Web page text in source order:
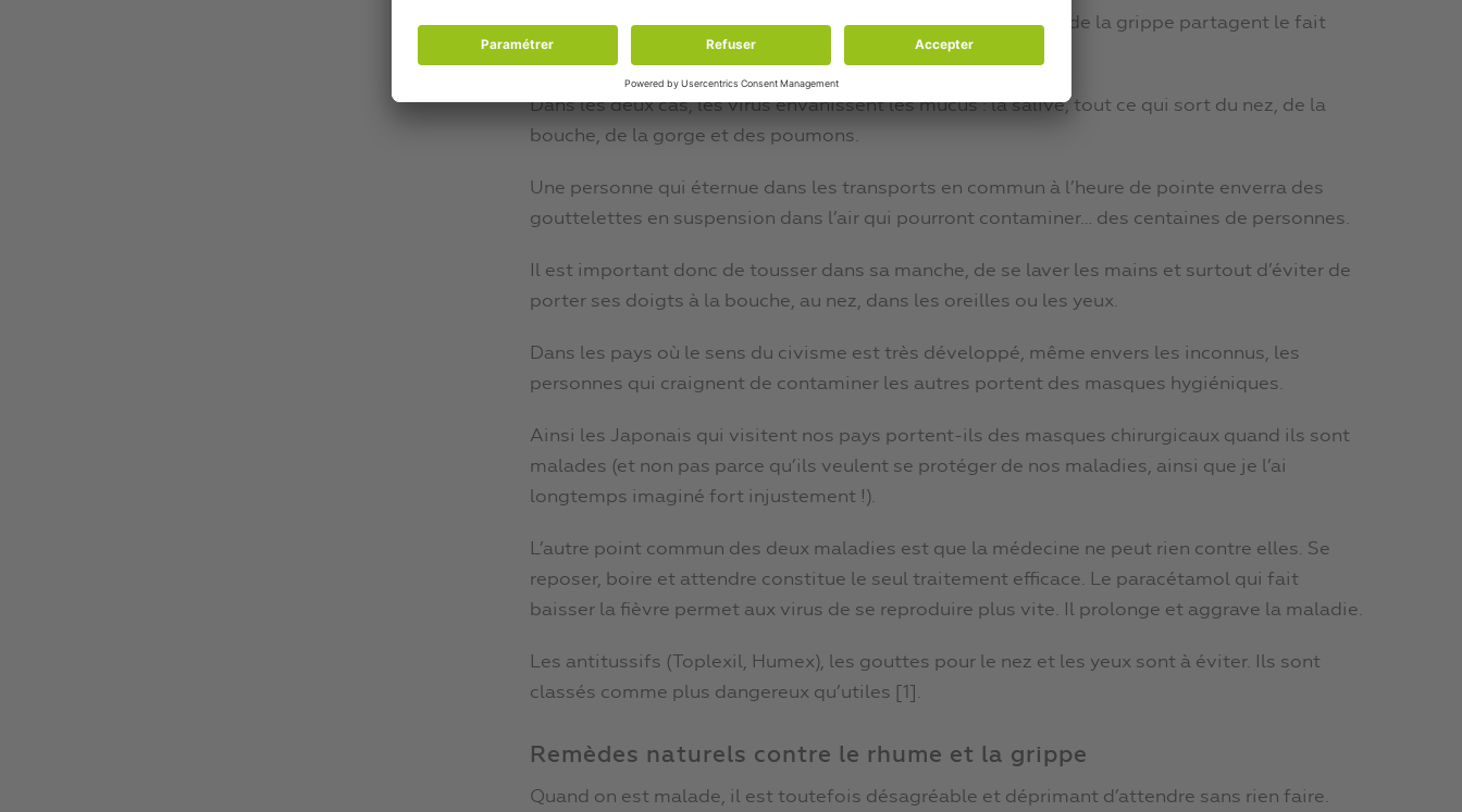
Au chapitre des points communs, les virus du rhume et ceux de la grippe partagent le fait
d’être extrêmement contagieux.
Dans les deux cas, les virus envahissent les mucus : la salive, tout ce qui sort du nez, de la
bouche, de la gorge et des poumons.
Une personne qui éternue dans les transports en commun à l’heure de pointe enverra des
gouttelettes en suspension dans l’air qui pourront contaminer… des centaines de personnes.
Il est important donc de tousser dans sa manche, de se laver les mains et surtout d’éviter de
porter ses doigts à la bouche, au nez, dans les oreilles ou les yeux.
Dans les pays où le sens du civisme est très développé, même envers les inconnus, les
personnes qui craignent de contaminer les autres portent des masques hygiéniques.
Ainsi les Japonais qui visitent nos pays portent-ils des masques chirurgicaux quand ils sont
malades (et non pas parce qu’ils veulent se protéger de nos maladies, ainsi que je l’ai
longtemps imaginé fort injustement !).
L’autre point commun des deux maladies est que la médecine ne peut rien contre elles. Se
reposer, boire et attendre constitue le seul traitement efficace. Le paracétamol qui fait
baisser la fièvre permet aux virus de se reproduire plus vite. Il prolonge et aggrave la maladie.
Les antitussifs (Toplexil, Humex), les gouttes pour le nez et les yeux sont à éviter. Ils sont
classés comme plus dangereux qu’utiles [1].
Remèdes naturels contre le rhume et la grippe
Quand on est malade, il est toutefois désagréable et déprimant d’attendre sans rien faire.